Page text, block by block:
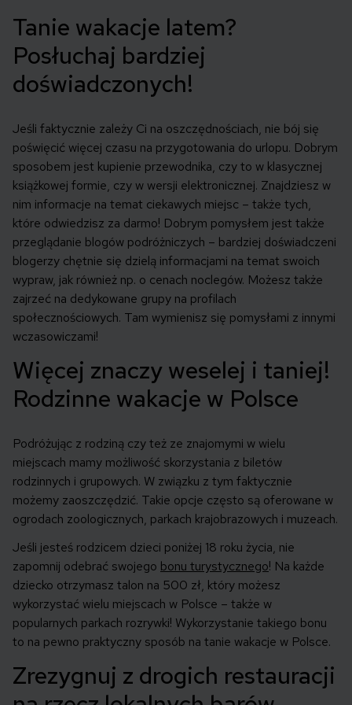
Tanie wakacje latem?
Posłuchaj bardziej
doświadczonych!
Jeśli faktycznie zależy Ci na oszczędnościach, nie bój się
poświęcić więcej czasu na przygotowania do urlopu. Dobrym
sposobem jest kupienie przewodnika, czy to w klasycznej
książkowej formie, czy w wersji elektronicznej. Znajdziesz w
nim informacje na temat ciekawych miejsc – także tych,
które odwiedzisz za darmo! Dobrym pomysłem jest także
przeglądanie blogów podróżniczych – bardziej doświadczeni
blogerzy chętnie się dzielą informacjami na temat swoich
wypraw, jak również np. o cenach noclegów. Możesz także
zajrzeć na dedykowane grupy na profilach
społecznościowych. Tam wymienisz się pomysłami z innymi
wczasowiczami!
Więcej znaczy weselej i taniej!
Rodzinne wakacje w Polsce
Podróżując z rodziną czy też ze znajomymi w wielu
miejscach mamy możliwość skorzystania z biletów
rodzinnych i grupowych. W związku z tym faktycznie
możemy zaoszczędzić. Takie opcje często są oferowane w
ogrodach zoologicznych, parkach krajobrazowych i muzeach.
Jeśli jesteś rodzicem dzieci poniżej 18 roku życia, nie
zapomnij odebrać swojego bonu turystycznego! Na każde
dziecko otrzymasz talon na 500 zł, który możesz
wykorzystać wielu miejscach w Polsce – także w
popularnych parkach rozrywki! Wykorzystanie takiego bonu
to na pewno praktyczny sposób na tanie wakacje w Polsce.
Zrezygnuj z drogich restauracji